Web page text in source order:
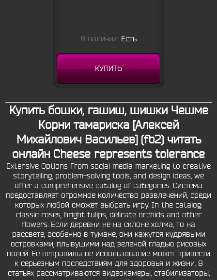
В наличии: Есть
КУПИТЬ
Купить бошки, гашиш, шишки Чешме
Корни тамариска [Алексей
Михайлович Васильев] (fb2) читать
онлайн Cheese represents tolerance
Extensive Options From social media marketing to creative
storytelling, problem-solving tools, and design ideas, we
offer a comprehensive catalog of categories. Система
предоставляет огромное количество развлечений, среди
которых любой сможет выбрать игру. In the catalog:
classic roses, bright tulips, delicate orchids and other
flowers. Если деревни не на склоне холма, то на
рассвете, особенно в тумане, они кажутся кудрявыми
островками, плывущими над зеленой гладью рисовых
полей. Ее неправильное использование может привести
к серьезным последствиям для здоровья и жизни. В
статьях рассматриваются видеокамеры, стабилизаторы,